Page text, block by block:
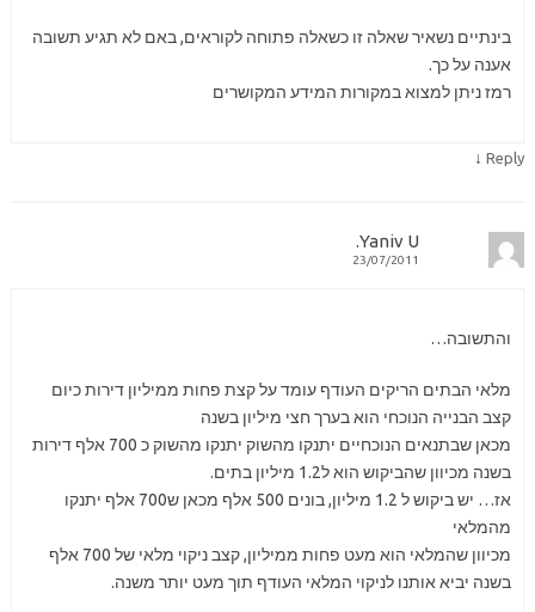
בינתיים נשאיר שאלה זו כשאלה פתוחה לקוראים, באם לא תגיע תשובה
אענה על כך.
רמז ניתן למצוא במקורות המידע המקושרים
Reply
↓
Yaniv U.
23/07/2011
והתשובה…
מלאי הבתים הריקים העודף עומד על קצת פחות ממיליון דירות כיום
קצב הבנייה הנוכחי הוא בערך חצי מיליון בשנה
מכאן שבתנאים הנוכחיים יתנקו מהשוק יתנקו מהשוק כ 700 אלף דירות
בשנה מכיוון שהביקוש הוא ל1.2 מיליון בתים.
אז… יש ביקוש ל 1.2 מיליון, בונים 500 אלף מכאן ש700 אלף יתנקו
מהמלאי
מכיוון שהמלאי הוא מעט פחות ממיליון, קצב ניקוי מלאי של 700 אלף
בשנה יביא אותנו לניקוי המלאי העודף תוך מעט יותר משנה.